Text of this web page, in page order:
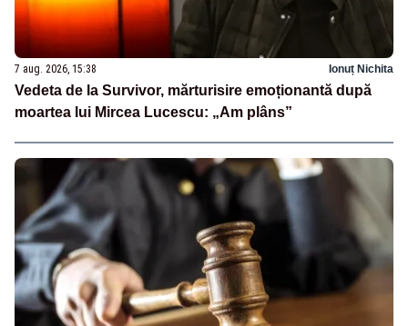
7 aug. 2026, 15:38 Ionuț Nichita
Vedeta de la Survivor, mărturisire emoționantă după
moartea lui Mircea Lucescu: „Am plâns”